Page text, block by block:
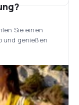
Sie einen
und genießen